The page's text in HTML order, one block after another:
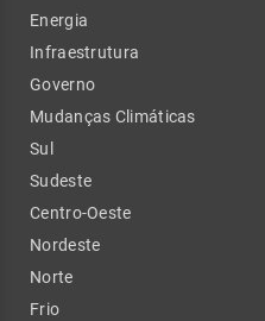
Energia
Infraestrutura
Governo
Mudanças Climáticas
Sul
Sudeste
Centro-Oeste
Nordeste
Norte
Frio